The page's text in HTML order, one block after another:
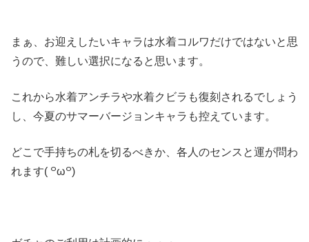
まぁ、お迎えしたいキャラは水着コルワだけではないと思
うので、難しい選択になると思います。
これから水着アンチラや水着クビラも復刻されるでしょう
し、今夏のサマーバージョンキャラも控えています。
どこで手持ちの札を切るべきか、各人のセンスと運が問わ
れます( ꒪ω꒪)